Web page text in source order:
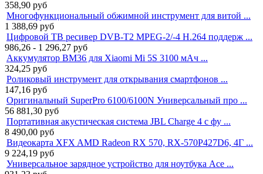
358,90 руб
Многофункциональный обжимной инструмент для витой ...
1 388,69 руб
Цифровой ТВ ресивер DVB-T2 MPEG-2/-4 H.264 поддерж ...
986,26 - 1 296,27 руб
Аккумулятор BM36 для Xiaomi Mi 5S 3100 мАч ...
324,25 руб
Роликовый инструмент для открывания смартфонов ...
147,16 руб
Оригинальный SuperPro 6100/6100N Универсальный про ...
56 881,30 руб
Портативная акустическая система JBL Charge 4 с фу ...
8 490,00 руб
Видеокарта XFX AMD Radeon RX 570, RX-570P427D6, 4Г ...
9 224,19 руб
Универсальное зарядное устройство для ноутбука Ace ...